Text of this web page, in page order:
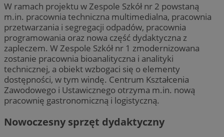
W ramach projektu w Zespole Szkół nr 2 powstaną
m.in. pracownia techniczna multimedialna, pracownia
przetwarzania i segregacji odpadów, pracownia
programowania oraz nowa część dydaktyczna z
zapleczem. W Zespole Szkół nr 1 zmodernizowana
zostanie pracownia bioanalityczna i analityki
technicznej, a obiekt wzbogaci się o elementy
dostępności, w tym windę. Centrum Kształcenia
Zawodowego i Ustawicznego otrzyma m.in. nową
pracownię gastronomiczną i logistyczną.
Nowoczesny sprzęt dydaktyczny